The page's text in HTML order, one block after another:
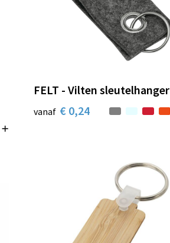
FELT - Vilten sleutelhanger
vanaf € 0,24